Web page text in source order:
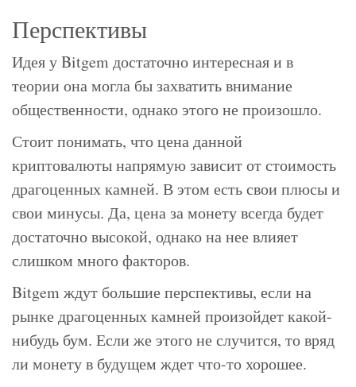
Перспективы
Идея у Bitgem достаточно интересная и в
теории она могла бы захватить внимание
общественности, однако этого не произошло.
Стоит понимать, что цена данной
криптовалюты напрямую зависит от стоимость
драгоценных камней. В этом есть свои плюсы и
свои минусы. Да, цена за монету всегда будет
достаточно высокой, однако на нее влияет
слишком много факторов.
Bitgem ждут большие перспективы, если на
рынке драгоценных камней произойдет какой-
нибудь бум. Если же этого не случится, то вряд
ли монету в будущем ждет что-то хорошее.